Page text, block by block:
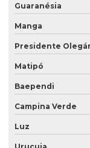
Guaranésia
Manga
Presidente
Matipó
Baependi
Campina Verde
Luz